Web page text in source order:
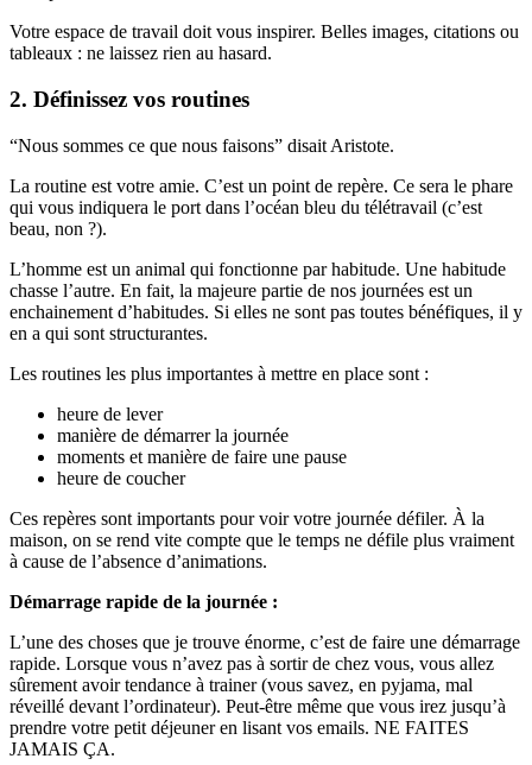
Votre espace de travail doit vous inspirer. Belles images, citations ou
tableaux : ne laissez rien au hasard.
2. Définissez vos routines
“Nous sommes ce que nous faisons” disait Aristote.
La routine est votre amie. C’est un point de repère. Ce sera le phare
qui vous indiquera le port dans l’océan bleu du télétravail (c’est
beau, non ?).
L’homme est un animal qui fonctionne par habitude. Une habitude
chasse l’autre. En fait, la majeure partie de nos journées est un
enchainement d’habitudes. Si elles ne sont pas toutes bénéfiques, il y
en a qui sont structurantes.
Les routines les plus importantes à mettre en place sont :
heure de lever
manière de démarrer la journée
moments et manière de faire une pause
heure de coucher
Ces repères sont importants pour voir votre journée défiler. À la
maison, on se rend vite compte que le temps ne défile plus vraiment
à cause de l’absence d’animations.
Démarrage rapide de la journée :
L’une des choses que je trouve énorme, c’est de faire une démarrage
rapide. Lorsque vous n’avez pas à sortir de chez vous, vous allez
sûrement avoir tendance à trainer (vous savez, en pyjama, mal
réveillé devant l’ordinateur). Peut-être même que vous irez jusqu’à
prendre votre petit déjeuner en lisant vos emails. NE FAITES
JAMAIS ÇA.